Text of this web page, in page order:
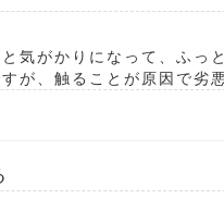
気がかりになって、ふっ
が、触ることが原因で劣